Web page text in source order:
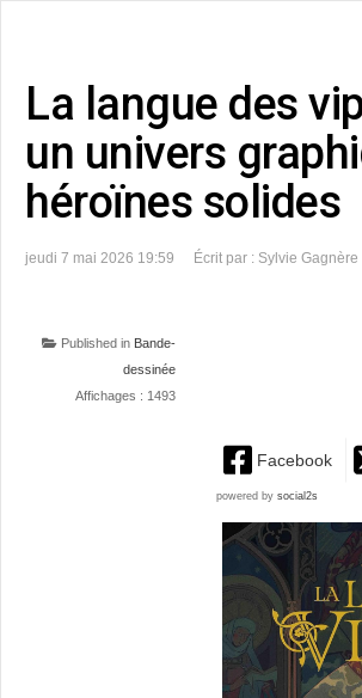
La langue des
un univers
héroïnes solides
jeudi 7 mai 2026 19:59 Écrit par : Sylvie Gagnère
Published in Bande-
dessinée
Affichages : 1493
Facebook
powered by social2s